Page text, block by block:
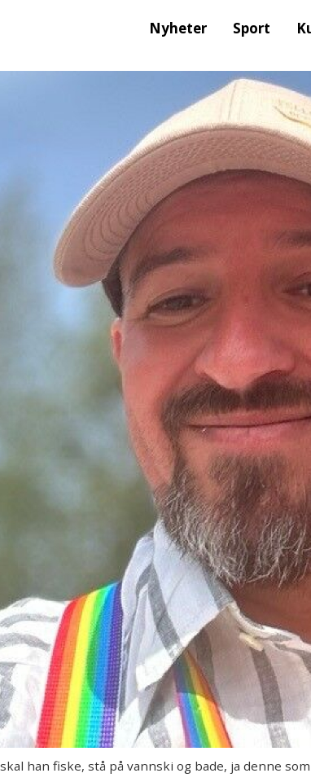
Nyheter Sport
skal han fiske, stå på vannski og bade, ja denne